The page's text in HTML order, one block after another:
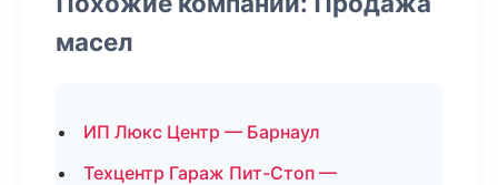
масел
ИП Люкс Центр — Барнаул
Техцентр Гараж Пит-Стоп —